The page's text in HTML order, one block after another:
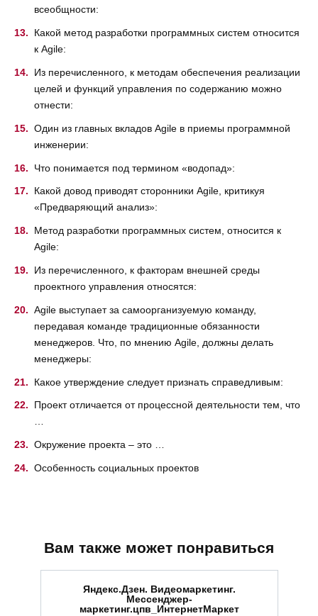
всеобщности:
Какой метод разработки программных систем относится
к Agile:
Из перечисленного, к методам обеспечения реализации
целей и функций управления по содержанию можно
отнести:
Один из главных вкладов Agile в приемы программной
инженерии:
Что понимается под термином «водопад»:
Какой довод приводят сторонники Agile, критикуя
«Предваряющий анализ»:
Метод разработки программных систем, относится к
Agile:
Из перечисленного, к факторам внешней среды
проектного управления относятся:
Agile выступает за самоорганизуемую команду,
передавая команде традиционные обязанности
менеджеров. Что, по мнению Agile, должны делать
менеджеры:
Какое утверждение следует признать справедливым:
Проект отличается от процессной деятельности тем, что
…
Окружение проекта – это …
Особенность социальных проектов
Вам также может понравиться
Яндекс.Дзен. Видеомаркетинг.
Мессенджер-
маркетинг.цпв_ИнтернетМаркет